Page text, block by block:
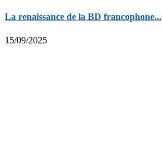
La renaissance de la BD francophone...
15/09/2025